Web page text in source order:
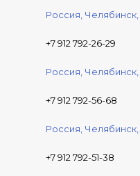
Россия, Челябинск,
+7 912 792-26-29
Россия, Челябинск,
+7 912 792-56-68
Россия, Челябинск,
+7 912 792-51-38